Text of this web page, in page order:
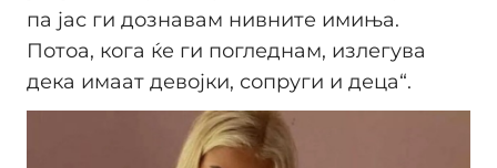
па јас ги дознавам нивните имиња.
Потоа, кога ќе ги погледнам, излегува
дека имаат девојки, сопруги и деца“.